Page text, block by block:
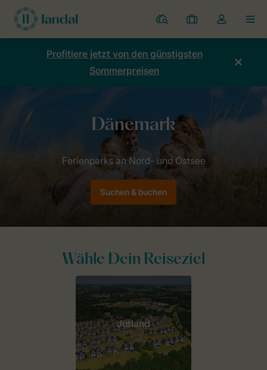
Ferienparks
Meine
Buchungen
Dropdown-
Menü
Kontos
Profitiere jetzt von den günstigsten
Sommerpreisen
Home Dänemark
Suchen & buchen
Wähle Dein Reiseziel
Jütland